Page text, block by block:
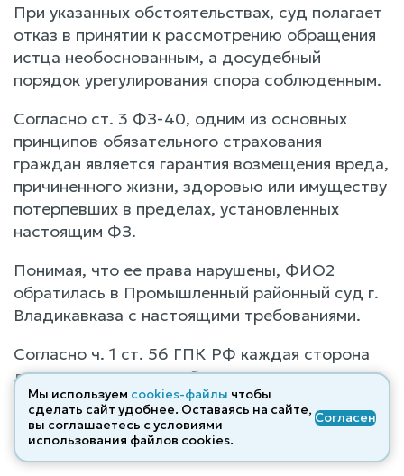
При указанных обстоятельствах, суд полагает
отказ в принятии к рассмотрению обращения
истца необоснованным, а досудебный
порядок урегулирования спора соблюденным.
Согласно ст. 3 ФЗ-40, одним из основных
принципов обязательного страхования
граждан является гарантия возмещения вреда,
причиненного жизни, здоровью или имуществу
потерпевших в пределах, установленных
настоящим ФЗ.
Понимая, что ее права нарушены, ФИО2
обратилась в Промышленный районный суд г.
Владикавказа с настоящими требованиями.
Согласно ч. 1 ст. 56 ГПК РФ каждая сторона
должна доказать те обстоятельства, на
которые она ссылается как на основания своих
требований и возражений, если иное не
предусмотрено федеральным законом.
Мы используем cookies-файлы чтобы
сделать сайт удобнее. Оставаясь на сайте,
вы соглашаетесь с условиями
использования файлов cооkies.
Согласен